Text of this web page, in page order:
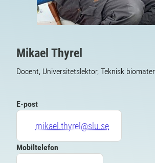
Mikael Thyrel
Docent, Universitetslektor, Teknisk
E-post
mikael.thyrel@slu.se
Mobiltelefon